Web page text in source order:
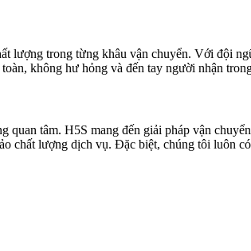
trong từng khâu vận chuyển. Với đội
không hư hỏng và đến tay người nhận
tâm. H5S mang đến giải pháp vận
chất lượng dịch vụ. Đặc biệt, chúng tôi luôn